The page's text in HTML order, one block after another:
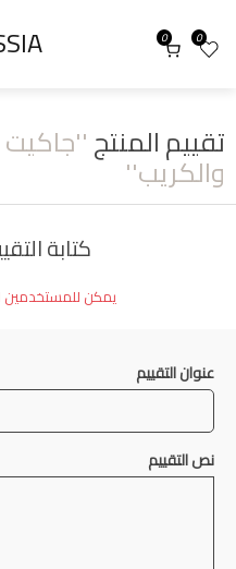
0 0
تقييم المنتج جاكيت
والكريب
كتابة
يمكن للمستخدمين
عنوان التقييم
نص التقييم